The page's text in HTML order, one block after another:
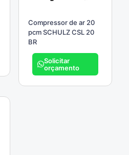
Compressor de ar 20
pcm SCHULZ CSL 20
BR
Solicitar
orçamento